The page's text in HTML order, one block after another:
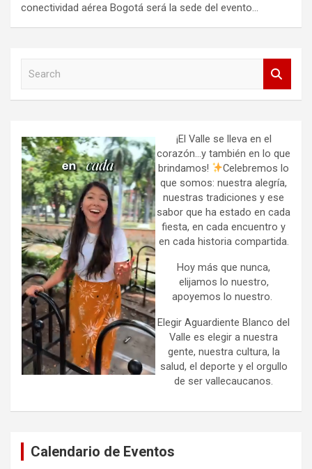
conectividad aérea Bogotá será la sede del evento…
h
¡El Valle se lleva en el
corazón…y también en lo que
brindamos!
Celebremos lo
que somos: nuestra alegría,
nuestras tradiciones y ese
sabor que ha estado en cada
fiesta, en cada encuentro y
en cada historia compartida.
Hoy más que nunca,
elijamos lo nuestro,
apoyemos lo nuestro.
Elegir Aguardiente Blanco del
Valle es elegir a nuestra
gente, nuestra cultura, la
salud, el deporte y el orgullo
de ser vallecaucanos.
Calendario de Eventos